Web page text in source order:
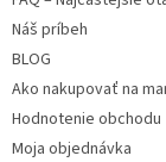
Náš príbeh
BLOG
Ako nakupovať na
Hodnotenie obchodu
Moja objednávka